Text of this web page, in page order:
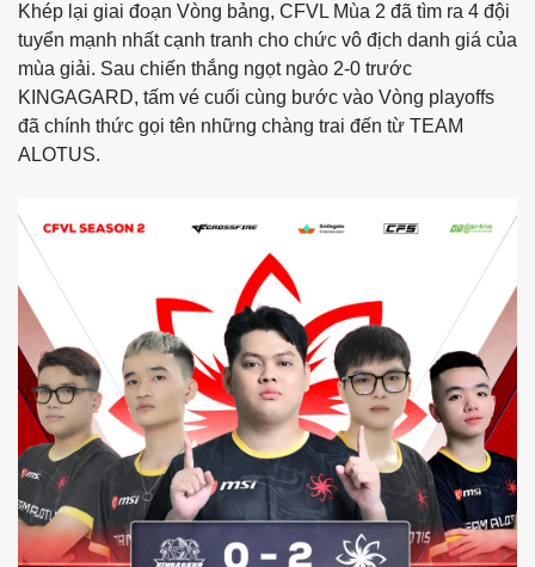
Khép lại giai đoạn Vòng bảng, CFVL Mùa 2 đã tìm ra 4 đội
tuyển mạnh nhất cạnh tranh cho chức vô địch danh giá của
mùa giải. Sau chiến thắng ngọt ngào 2-0 trước
KINGAGARD, tấm vé cuối cùng bước vào Vòng playoffs
đã chính thức gọi tên những chàng trai đến từ TEAM
ALOTUS.